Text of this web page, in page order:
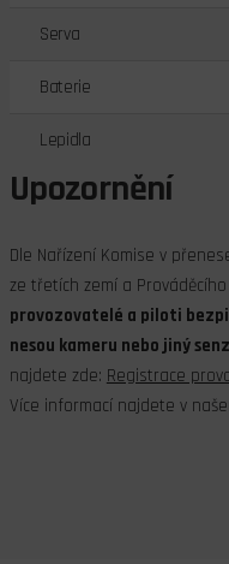
Serva
Baterie
Lepidla
Upozornění
Dle Nařízení Komise v
ze třetích zemí a
provozovatelé a piloti
nesou kameru nebo jiný
najdete zde: Registrace
Více informací najdete v